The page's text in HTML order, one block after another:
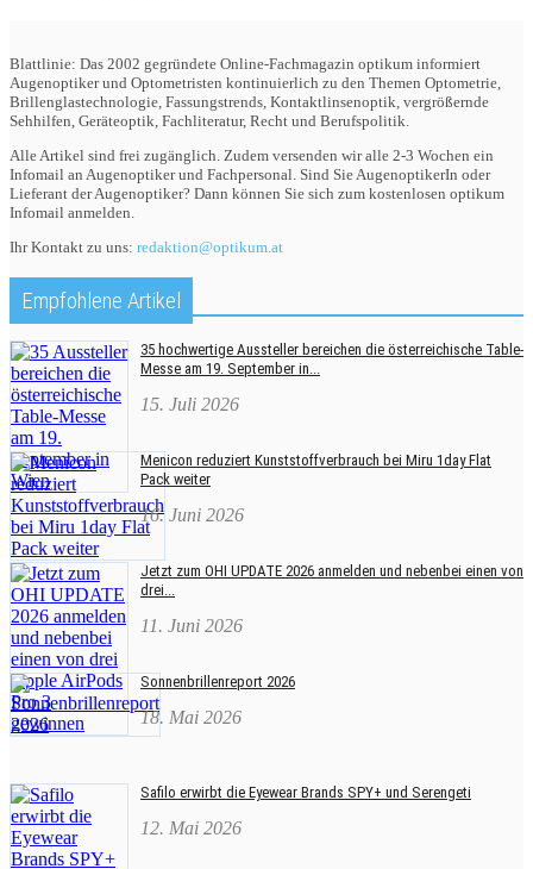
Blattlinie: Das 2002 gegründete Online-Fachmagazin optikum informiert
Augenoptiker und Optometristen kontinuierlich zu den Themen Optometrie,
Brillenglastechnologie, Fassungstrends, Kontaktlinsenoptik, vergrößernde
Sehhilfen, Geräteoptik, Fachliteratur, Recht und Berufspolitik.
Alle Artikel sind frei zugänglich. Zudem versenden wir alle 2-3 Wochen ein
Infomail an Augenoptiker und Fachpersonal. Sind Sie AugenoptikerIn oder
Lieferant der Augenoptiker? Dann können Sie sich zum kostenlosen optikum
Infomail anmelden.
Ihr Kontakt zu uns: redaktion@optikum.at
Empfohlene Artikel
35 hochwertige Aussteller bereichen die österreichische Table-
Messe am 19. September in...
15. Juli 2026
Menicon reduziert Kunststoffverbrauch bei Miru 1day Flat
Pack weiter
16. Juni 2026
Jetzt zum OHI UPDATE 2026 anmelden und nebenbei einen von
drei...
11. Juni 2026
Sonnenbrillenreport 2026
18. Mai 2026
Safilo erwirbt die Eyewear Brands SPY+ und Serengeti
12. Mai 2026